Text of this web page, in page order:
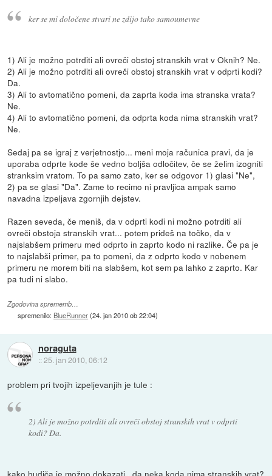
ker se mi določene stvari ne zdijo tako samoumevne
1) Ali je možno potrditi ali ovreči obstoj stranskih vrat v Oknih? Ne.
2) Ali je možno potrditi ali ovreči obstoj stranskih vrat v odprti kodi?
Da.
3) Ali to avtomatično pomeni, da zaprta koda ima stranska vrata?
Ne.
4) Ali to avtomatično pomeni, da odprta koda nima stranskih vrat?
Ne.
Sedaj pa se igraj z verjetnostjo... meni moja računica pravi, da je
uporaba odprte kode še vedno boljša odločitev, če se želim izogniti
stranksim vratom. To pa samo zato, ker se odgovor 1) glasi "Ne",
2) pa se glasi "Da". Zame to recimo ni pravljica ampak samo
navadna izpeljava zgornjih dejstev.
Razen seveda, če meniš, da v odprti kodi ni možno potrditi ali
ovreči obstoja stranskih vrat... potem prideš na točko, da v
najslabšem primeru med odprto in zaprto kodo ni razlike. Če pa je
to najslabši primer, pa to pomeni, da z odprto kodo v nobenem
primeru ne morem biti na slabšem, kot sem pa lahko z zaprto. Kar
pa tudi ni slabo.
Zgodovina sprememb…
spremenilo: BlueRunner(24. jan 2010 ob 22:04)
noraguta
::25. jan 2010, 06:12
problem pri tvojih izpeljevanjih je tule :
2) Ali je možno potrditi ali ovreči obstoj stranskih vrat v odprti
kodi? Da.
kako hudiča je možno dokazati , da neka koda nima stranskih vrat?